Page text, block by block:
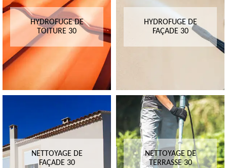
HYDROFUGE DE
TOITURE 30
HYDROFUGE DE
FAÇADE 30
NETTOYAGE DE
FAÇADE 30
NETTOYAGE DE
TERRASSE 30